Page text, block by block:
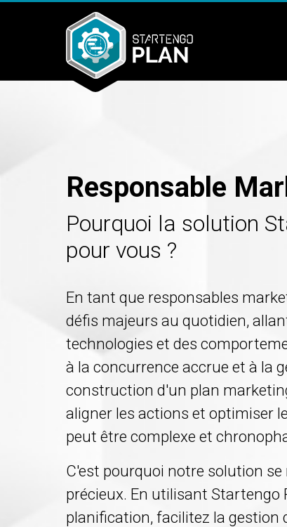
Aller au contenu principal
Responsable
Pourquoi la solution
pour vous ?
En tant que responsables
défis majeurs au quotidien,
technologies et des
à la concurrence accrue et à la
construction d'un plan
aligner les actions et optimiser
peut être complexe et
C'est pourquoi notre solution
précieux. En utilisant Startengo
planification, facilitez la gestion